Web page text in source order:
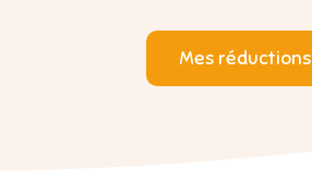
Mes réductions